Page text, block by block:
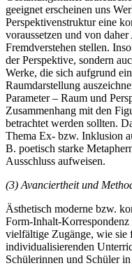
geeignet erscheinen uns
Perspektivenstruktur eine
voraussetzen und von
Fremdverstehen stellen.
der Perspektive, sondern
Werke, die sich aufgrund
Raumdarstellung
Parameter – Raum und
Zusammenhang mit den
betrachtet werden sollten.
Thema Ex- bzw. Inklusion
B. poetisch starke
Ausschluss aufweisen.
(3) Avanciertheit und
Ästhetisch moderne bzw.
Form-Inhalt-Korrespondenz
vielfältige Zugänge, wie sie
individualisierenden
Schülerinnen und Schüler